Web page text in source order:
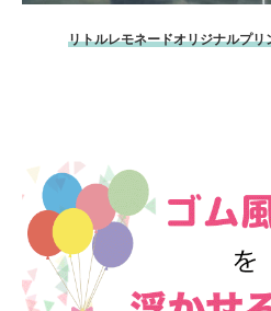
リトルレモネードオリジナルプ